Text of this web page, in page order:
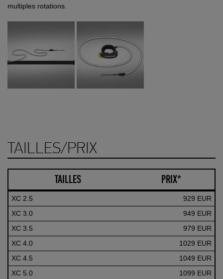
multiples rotations.
TAILLES/PRIX
TAILLES PRIX*
XC 2.5
929 EUR
XC 3.0
949 EUR
XC 3.5
979 EUR
XC 4.0
1029 EUR
XC 4.5
1049 EUR
XC 5.0
1099 EUR